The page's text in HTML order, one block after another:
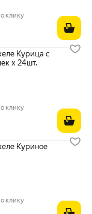
клику
Курица с
х 24шт.
₽ вместо
клику
Куриное
₽ вместо
клику